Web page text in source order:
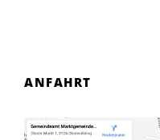
ANFAHRT